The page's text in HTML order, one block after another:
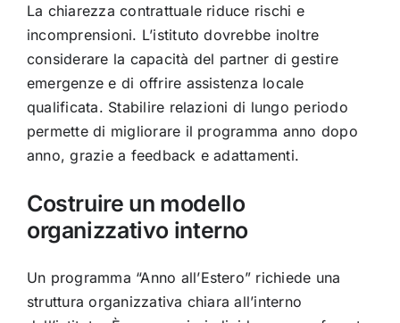
La chiarezza contrattuale riduce rischi e
incomprensioni. L’istituto dovrebbe inoltre
considerare la capacità del partner di gestire
emergenze e di offrire assistenza locale
qualificata. Stabilire relazioni di lungo periodo
permette di migliorare il programma anno dopo
anno, grazie a feedback e adattamenti.
Costruire un modello
organizzativo interno
Un programma “Anno all’Estero” richiede una
struttura organizzativa chiara all’interno